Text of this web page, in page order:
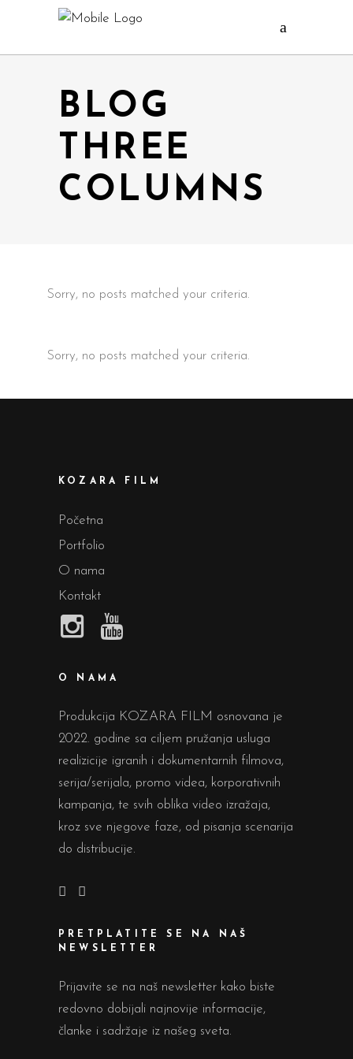
BLOG
THREE
COLUMNS
Sorry, no posts matched your criteria.
Sorry, no posts matched your criteria.
KOZARA FILM
Početna
Portfolio
O nama
Kontakt
O NAMA
Produkcija KOZARA FILM osnovana je
2022. godine sa ciljem pružanja usluga
realizicije igranih i dokumentarnih filmova,
serija/serijala, promo videa, korporativnih
kampanja, te svih oblika video izražaja,
kroz sve njegove faze, od pisanja scenarija
do distribucije.
PRETPLATITE SE NA NAŠ
NEWSLETTER
Prijavite se na naš newsletter kako biste
redovno dobijali najnovije informacije,
članke i sadržaje iz našeg sveta.